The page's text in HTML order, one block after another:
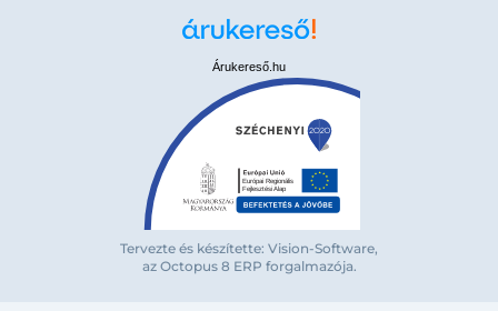
Árukereső.hu
Tervezte és készítette: Vision-Software,
az Octopus 8 ERP forgalmazója.